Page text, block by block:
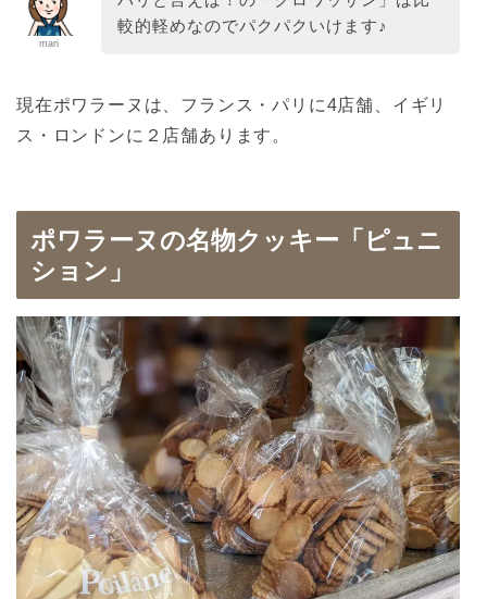
mari
較的軽めなのでパクパクいけます♪
現在ポワラーヌは、フランス・パリに4店舗、イギリ
ス・ロンドンに２店舗あります。
ポワラーヌの名物クッキー「ピュニ
ション」